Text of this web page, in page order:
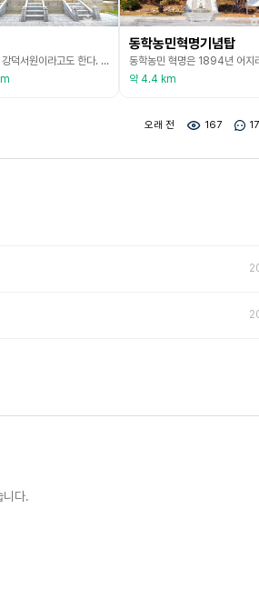
강덕사는 강덕서원이라고도 한다. 조선 헌종 12년(1846)에 후손들의 협력으로 시조 장경공 최사전을 비롯하여 최표, 최부, 최극충을 배향하고 있다. 최사전은 어려서부터 무술에 정통하여 여러 대에 걸쳐 임금을 섬기던 중 고려 인종 때 이자겸의 난을 평정하여 나라를 보존시켜 강진의 명예를 드높인 인물이다. 경내에는 외삼문, 내삼문, 강덕서원, 효인재, 강덕사 묘정비, 위패를 모시는 강덕사, 관세위, 망예위 등이 현존하고 있으며, 매년 음력 3월 15일
동학농민혁명기념탑
약 4.4 km
오래 전 167
니다.